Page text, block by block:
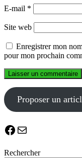
E-mail *
Site web
Enregistrer mon
pour mon prochain
Proposer un
Facebook
E-mail
Rechercher